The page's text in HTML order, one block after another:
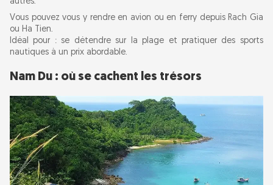
budget au Vietnam
Résumé
Vous pouvez vous y rendre en avion ou en ferry depuis Rach Gia
ou Ha Tien.
Idéal pour : se détendre sur la plage et pratiquer des sports
nautiques à un prix abordable.
Nam Du : où se cachent les trésors